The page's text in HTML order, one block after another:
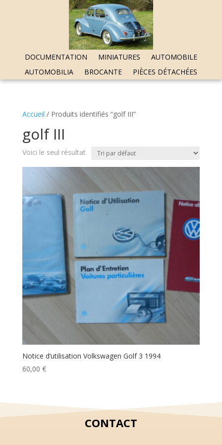
DOCUMENTATION MINIATURES
AUTOMOBILE
AUTOMOBILIA
BROCANTE PIÈCES DÉTACHÉES
Accueil / Produits identifiés “golf III”
golf III
Voici le seul résultat
Notice d’utilisation Volkswagen Golf 3 1994
60,00 €
CONTACT